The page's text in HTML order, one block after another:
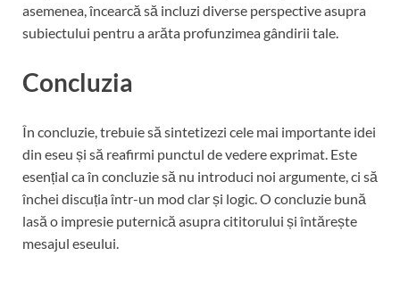
asemenea, încearcă să incluzi diverse perspective asupra
subiectului pentru a arăta profunzimea gândirii tale.
Concluzia
În concluzie, trebuie să sintetizezi cele mai importante idei
din eseu și să reafirmi punctul de vedere exprimat. Este
esențial ca în concluzie să nu introduci noi argumente, ci să
închei discuția într-un mod clar și logic. O concluzie bună
lasă o impresie puternică asupra cititorului și întărește
mesajul eseului.